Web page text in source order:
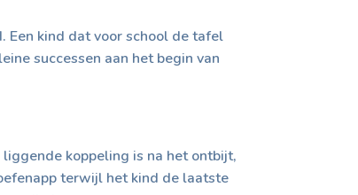
Een kind dat voor school de tafel
successen aan het begin van
koppeling is na het ontbijt,
terwijl het kind de laatste